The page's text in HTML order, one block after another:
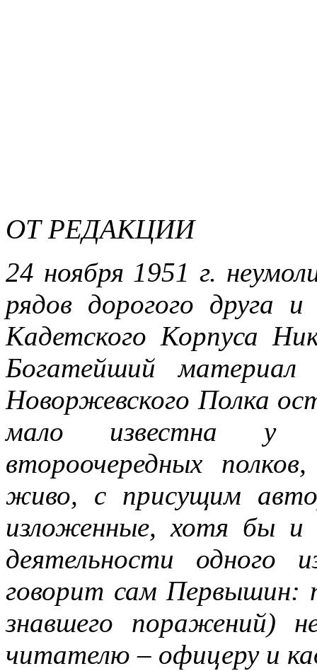
ОТ РЕДАКЦИИ
24 ноября 1951 г.
рядов дорогого друга
Кадетского Корпуса
Богатейший
Новоржевского Полка
мало известна у
второочередных
живо, с присущим
изложенные, хотя бы и
деятельности одного
говорит сам Первышин:
знавшего поражений)
читателю – офицеру и